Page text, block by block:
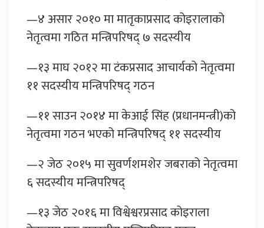
—४ असार २०१० मा मातृकाप्रसाद कोइरालाको
नेतृत्वमा गठित मन्त्रिपरिषद् ७ सदस्यीय
—१३ माघ २०१२ मा टंकप्रसाद आचार्यको नेतृत्वमा
११ सदस्यीय मन्त्रिपरिषद् गठन
—११ साउन २०१४ मा केआई सिंह (प्रधानमन्त्री)को
नेतृत्वमा गठन भएको मन्त्रिपरिषद् ११ सदस्यीय
—२ जेठ २०१५ मा सुवर्णशमशेर जबराको नेतृत्वमा
६ सदस्यीय मन्त्रिपरिषद्
—१३ जेठ २०१६ मा विश्वेश्वरप्रसाद कोइराला